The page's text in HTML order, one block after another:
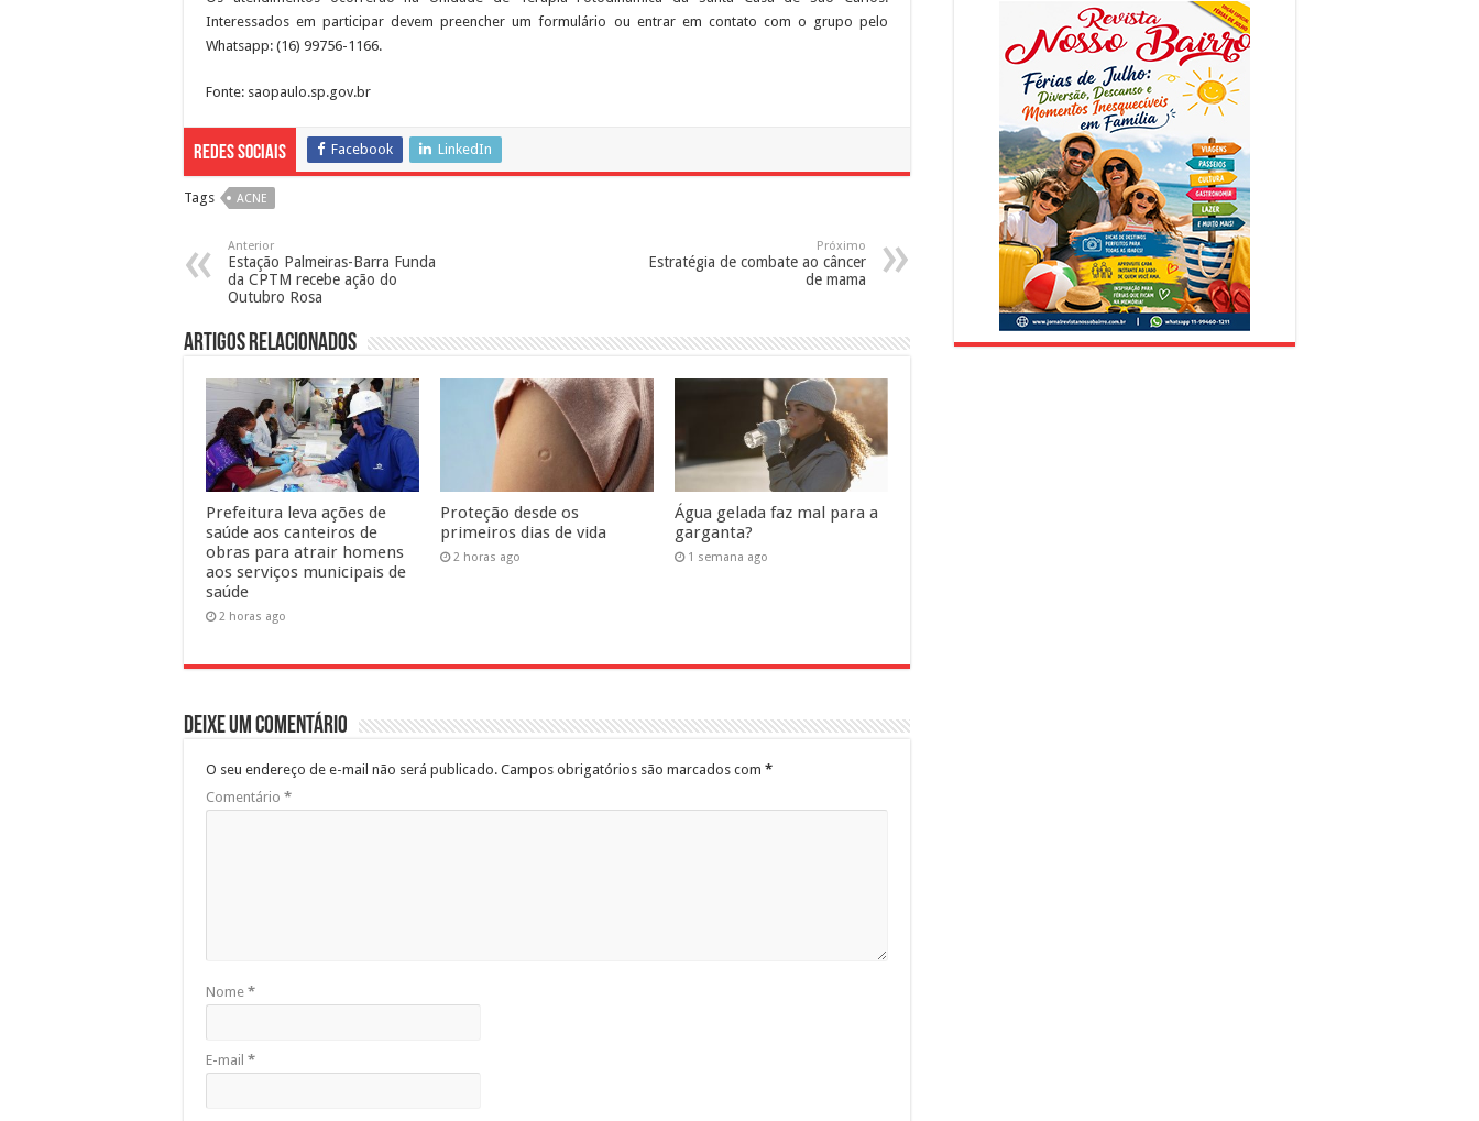
Interessados em participar devem preencher um formulário ou entrar em contato com o grupo pelo
Whatsapp: (16) 99756-1166.
Fonte: saopaulo.sp.gov.br
Redes Sociais Facebook LinkedIn
Tags ACNE
Anterior
Estação Palmeiras-Barra Funda
da CPTM recebe ação do
Outubro Rosa
Próximo
Estratégia de combate ao câncer
de mama
Artigos Relacionados
Prefeitura leva ações de
saúde aos canteiros de
obras para atrair homens
aos serviços municipais de
saúde
2 horas ago
Proteção desde os
primeiros dias de vida
2 horas ago
Água gelada faz mal para a
garganta?
1 semana ago
Deixe um comentário
O seu endereço de e-mail não será publicado. Campos obrigatórios são marcados com *
Comentário *
Nome *
E-mail *